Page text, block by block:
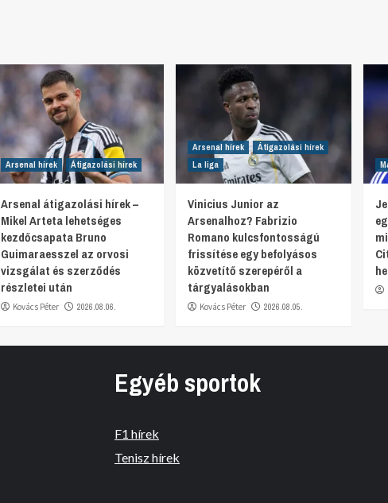
Arsenal hírek Átigazolási hírek
Arsenal átigazolási hírek –
Mikel Arteta lehetséges
kezdőcsapata Bruno
Guimaraesszel az orvosi
vizsgálat és szerződés
részletei után
Kovács Péter 2026.08.06.
Arsenal hírek
Átigazolási hírek
La liga
Vinicius Junior az
Arsenalhoz? Fabrizio
Romano kulcsfontosságú
frissítése egy befolyásos
közvetítő szerepéről a
tárgyalásokban
Kovács Péter 2026.08.05.
Egyéb sportok
F1 hírek
Tenisz hírek